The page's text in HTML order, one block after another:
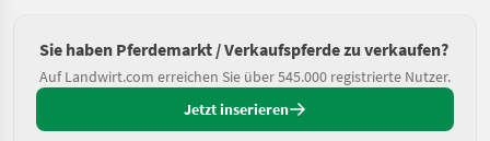
Sie haben Pferdemarkt / Verkaufspferde zu verkaufen?
Auf Landwirt.com erreichen Sie über 545.000 registrierte Nutzer.
Jetzt inserieren